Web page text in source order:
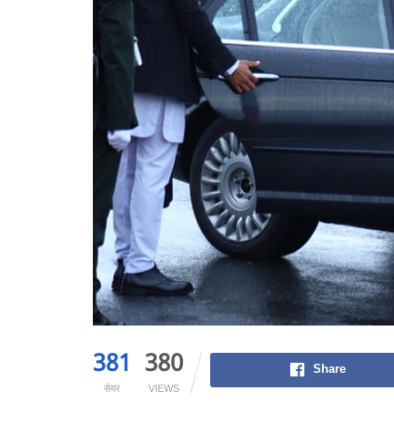
381
सेयर
380
VIEWS
Share